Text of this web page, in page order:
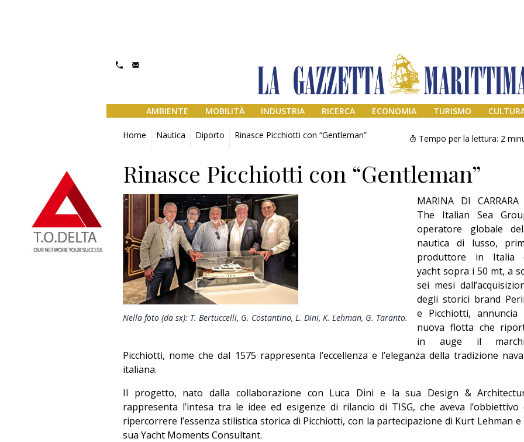
AMBIENTE MOBILITÀ INDUSTRIA RICERCA ECONOMIA TURISMO
Home Nautica Diporto Rinasce Picchiotti con “Gentleman” Tempo per la lettura: 2
Rinasce Picchiotti con “Gentleman”
Nella foto (da sx): T. Bertuccelli, G. Costantino, L. Dini, K. Lehman, G. Taranto.
MARINA DI
The Italian Sea
operatore globale
nautica di lusso,
produttore in Italia
yacht sopra i 50 mt, a
sei mesi
degli storici brand
e Picchiotti, annuncia
nuova flotta che
in auge il
Picchiotti, nome che dal 1575 rappresenta l’eccellenza e l’eleganza della tradizione
italiana.
Il progetto, nato dalla collaborazione con Luca Dini e la sua Design &
rappresenta l’intesa tra le idee ed esigenze di rilancio di TISG, che aveva l’obbiettivo
ripercorrere l’essenza stilistica storica di Picchiotti, con la partecipazione di Kurt Lehman e
sua Yacht Moments Consultant.
Il provvisorio
permanente
Editoriale